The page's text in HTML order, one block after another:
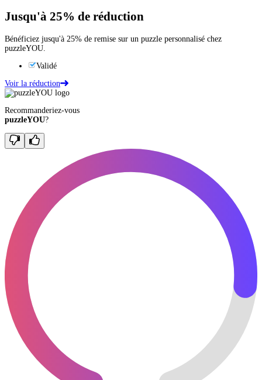
Jusqu'à 25% de réduction
Bénéficiez jusqu'à 25% de remise sur un puzzle personnalisé chez
puzzleYOU.
Validé
Voir la réduction
Recommanderiez-vous
puzzleYOU?